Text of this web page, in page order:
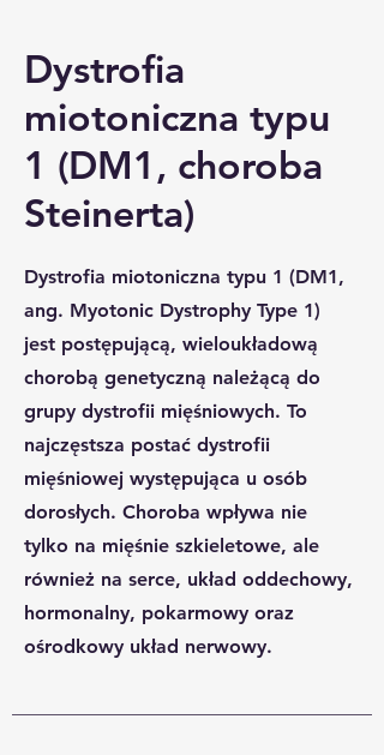
Dystrofia
miotoniczna typu
1 (DM1, choroba
Steinerta)
Dystrofia miotoniczna typu 1 (DM1,
ang. Myotonic Dystrophy Type 1)
jest postępującą, wieloukładową
chorobą genetyczną należącą do
grupy dystrofii mięśniowych. To
najczęstsza postać dystrofii
mięśniowej występująca u osób
dorosłych. Choroba wpływa nie
tylko na mięśnie szkieletowe, ale
również na serce, układ oddechowy,
hormonalny, pokarmowy oraz
ośrodkowy układ nerwowy.